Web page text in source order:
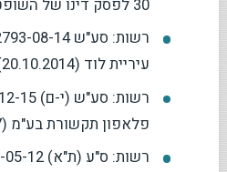
30 לפסק דינו של השופט שוורץ
עיריית לוד (20.10.2014)
פלאפון תקשורת בע"מ (5.4.2017)